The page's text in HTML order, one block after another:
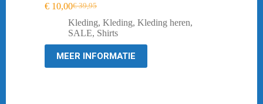
€39,95
Oorspronkelijke
prijs
was:
€ 10,00Huidige
prijs
is:
Kleding, Kleding, Kleding heren,
SALE, Shirts
MEER INFORMATIE